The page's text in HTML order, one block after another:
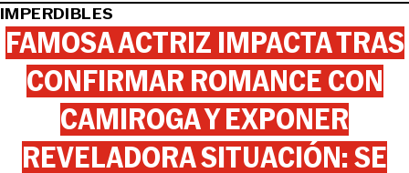
IMPERDIBLES
FAMOSA ACTRIZ IMPACTA TRAS
CONFIRMAR ROMANCE CON
CAMIROGA Y EXPONER
REVELADORA SITUACIÓN: SE